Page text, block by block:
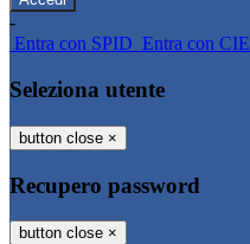
-
Entra con SPID Entra con CIE
Seleziona utente
button close ×
Recupero password
button close ×